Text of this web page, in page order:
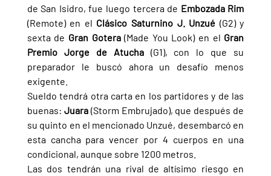
de San Isidro, fue luego tercera de
(Remote) en el Clásico Saturnino J. Unzué (G2) y
sexta de Gran Gotera (Made You Look) en el Gran
Premio Jorge de Atucha (G1), con lo que su
preparador le buscó ahora un desafío menos
exigente.
Sueldo tendrá otra carta en los partidores y de las
buenas: Juara (Storm Embrujado), que después de
su quinto en el mencionado Unzué, desembarcó en
esta cancha para vencer por 4 cuerpos en una
condicional, aunque sobre 1200 metros.